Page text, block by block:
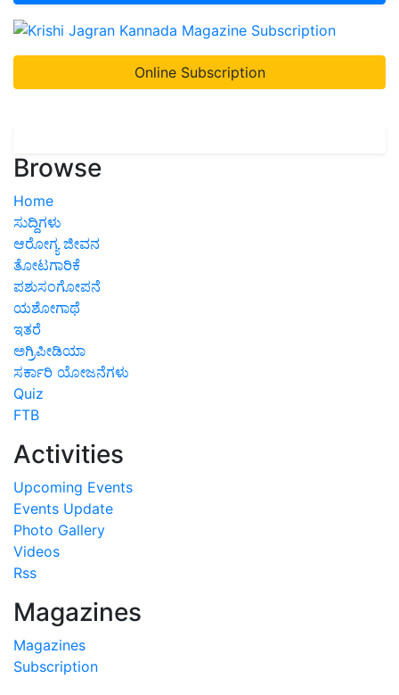
Online Subscription
Browse
Home
ಸುದ್ದಿಗಳು
ಆರೋಗ್ಯ ಜೀವನ
ತೋಟಗಾರಿಕೆ
ಪಶುಸಂಗೋಪನೆ
ಯಶೋಗಾಥೆ
ಇತರೆ
ಅಗ್ರಿಪೀಡಿಯಾ
ಸರ್ಕಾರಿ ಯೋಜನೆಗಳು
Quiz
FTB
Activities
Upcoming Events
Events Update
Photo Gallery
Videos
Rss
Magazines
Magazines
Subscription